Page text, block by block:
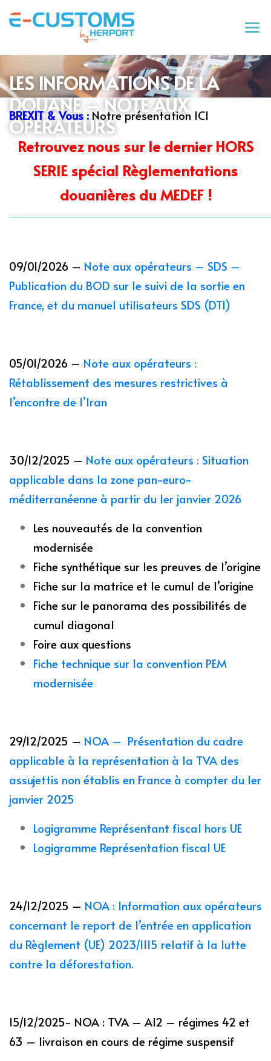
LES INFORMATIONS DE LA
DOUANE – NOTE AUX
OPÉRATEURS
BREXIT & Vous :Notre présentation ICI
Retrouvez nous sur le dernier HORS
SERIE spécial Règlementations
douanières du MEDEF !
09/01/2026 – Note aux opérateurs – SDS –
Publication du BOD sur le suivi de la sortie en
France, et du manuel utilisateurs SDS (DTI)
05/01/2026 – Note aux opérateurs :
Rétablissement des mesures restrictives à
l’encontre de l’Iran
30/12/2025 – Note aux opérateurs : Situation
applicable dans la zone pan-euro-
méditerranéenne à partir du 1er janvier 2026
Les nouveautés de la convention
modernisée
Fiche synthétique sur les preuves de l’origine
Fiche sur la matrice et le cumul de l’origine
Fiche sur le panorama des possibilités de
cumul diagonal
Foire aux questions
Fiche technique sur la convention PEM
modernisée
29/12/2025 – NOA – Présentation du cadre
applicable à la représentation à la TVA des
assujettis non établis en France à compter du 1er
janvier 2025
Logigramme Représentant fiscal hors UE
Logigramme Représentation fiscal UE
24/12/2025 – NOA : Information aux opérateurs
concernant le report de l’entrée en application
du Règlement (UE) 2023/1115 relatif à la lutte
contre la déforestation.
15/12/2025- NOA : TVA – AI2 – régimes 42 et
63 – livraison en cours de régime suspensif